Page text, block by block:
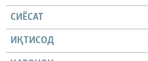
СИЁСАТ
ИҚТИСОД